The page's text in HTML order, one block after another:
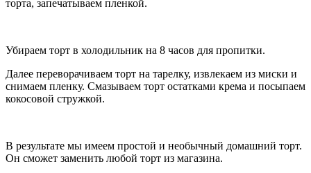
торта, запечатываем пленкой.
Убираем торт в холодильник на 8 часов для пропитки.
Далее переворачиваем торт на тарелку, извлекаем из миски и
снимаем пленку. Смазываем торт остатками крема и посыпаем
кокосовой стружкой.
В результате мы имеем простой и необычный домашний торт.
Он сможет заменить любой торт из магазина.